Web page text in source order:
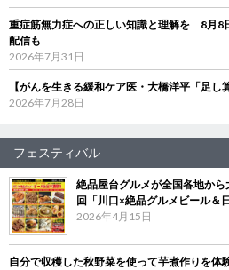
重症筋無力症への正しい知識と理解を 8月8
配信も
2026年7月31日
【がんを生きる緩和ケア医・大橋洋平「足し
2026年7月28日
フェスティバル
絶品屋台グルメが全国各地か
回「川口×絶品グルメビール＆
2026年4月15日
自分で収穫した秋野菜を使って芋煮作りを